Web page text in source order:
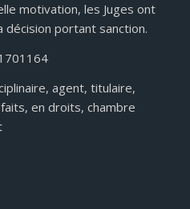
motivation, les Juges ont
décision portant sanction.
agent, titulaire,
en droits, chambre